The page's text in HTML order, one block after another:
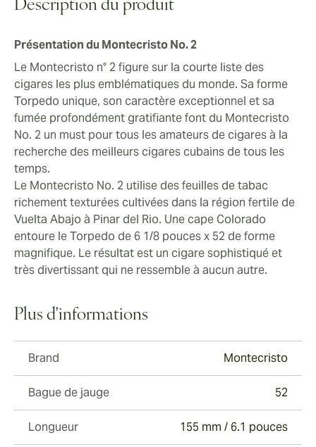
est un plaisir rare, que vous soyez un aficionado
l'expérience avec les meilleurs cigares cubains sur le
Description du produit
Présentation du Montecristo No. 2
Le Montecristo n° 2 figure sur la courte liste des
cigares les plus emblématiques du monde. Sa forme
Torpedo unique, son caractère exceptionnel et sa
fumée profondément gratifiante font du Montecristo
No. 2 un must pour tous les amateurs de cigares à la
recherche des meilleurs cigares cubains de tous les
temps.
Le Montecristo No. 2 utilise des feuilles de tabac
richement texturées cultivées dans la région fertile de
Vuelta Abajo à Pinar del Rio. Une cape Colorado
entoure le Torpedo de 6 1/8 pouces x 52 de forme
magnifique. Le résultat est un cigare sophistiqué et
très divertissant qui ne ressemble à aucun autre.
Plus d'informations
Brand Montecristo
Bague de jauge 52
Longueur 155 mm / 6.1 pouces